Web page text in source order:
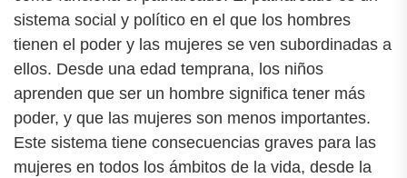
sistema social y político en el que los hombres
tienen el poder y las mujeres se ven subordinadas a
ellos. Desde una edad temprana, los niños
aprenden que ser un hombre significa tener más
poder, y que las mujeres son menos importantes.
Este sistema tiene consecuencias graves para las
mujeres en todos los ámbitos de la vida, desde la